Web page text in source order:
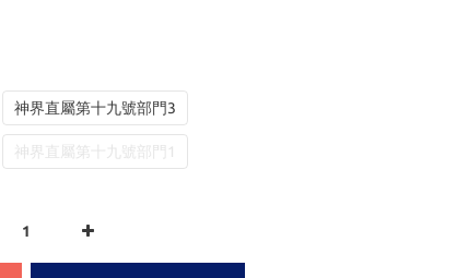
神界直屬第十九號部門3
神界直屬第十九號部門1